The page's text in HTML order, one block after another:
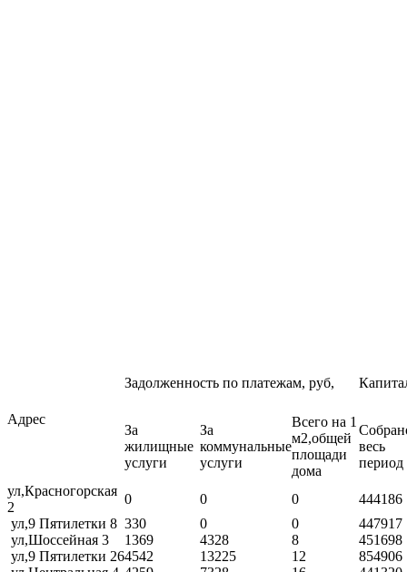
Адрес
Задолженность по платежам, руб,
За
жилищные
услуги
За
коммунальные
услуги
Всего на 1
м2,общей
площади
дома
весь
период
ул,Красногорская
2
0 0 0
444186
ул,9 Пятилетки 8 330 0 0
447917
ул,Шоссейная 3
1369 4328 8
451698
ул,9 Пятилетки 264542 13225 12
854906